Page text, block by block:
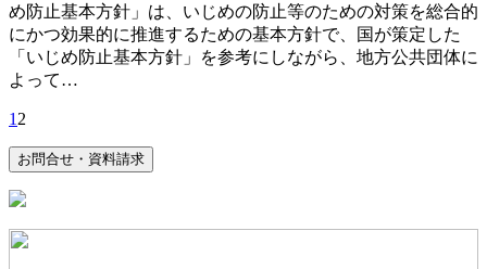
め防止基本方針」は、いじめの防止等のための対策を総合的
にかつ効果的に推進するための基本方針で、国が策定した
「いじめ防止基本方針」を参考にしながら、地方公共団体に
よって…
1 2
お問合せ・資料請求